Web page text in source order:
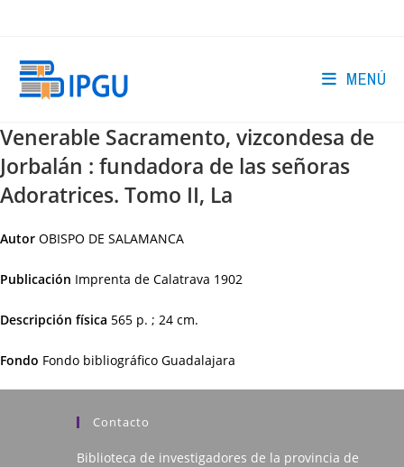
MENÚ
Venerable Sacramento, vizcondesa de
Jorbalán : fundadora de las señoras
Adoratrices. Tomo II, La
Autor OBISPO DE SALAMANCA
Publicación Imprenta de Calatrava 1902
Descripción física 565 p. ; 24 cm.
Fondo Fondo bibliográfico Guadalajara
Contacto
Biblioteca de investigadores de la provincia de